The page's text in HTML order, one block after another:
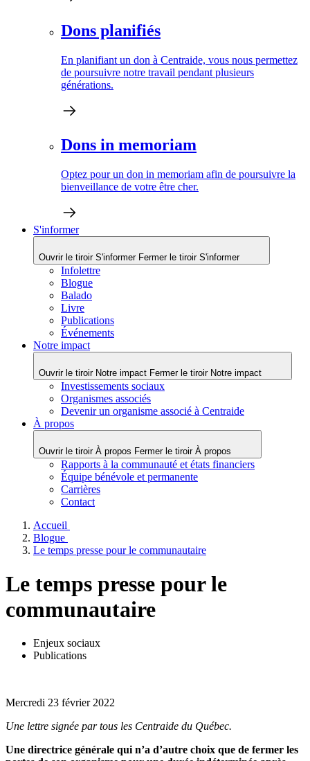
Dons planifiés
En planifiant un don à Centraide, vous nous permettez
de poursuivre notre travail pendant plusieurs
générations.
Dons in memoriam
Optez pour un don in memoriam afin de poursuivre la
bienveillance de votre être cher.
S'informer
Ouvrir le tiroir S'informer Fermer le tiroir S'informer
Infolettre
Blogue
Balado
Livre
Publications
Événements
Notre impact
Ouvrir le tiroir Notre impact Fermer le tiroir Notre impact
Investissements sociaux
Organismes associés
Devenir un organisme associé à Centraide
À propos
Ouvrir le tiroir À propos Fermer le tiroir À propos
Rapports à la communauté et états financiers
Équipe bénévole et permanente
Carrières
Contact
Accueil
Blogue
Le temps presse pour le communautaire
Le temps presse pour le
communautaire
Enjeux sociaux
Publications
Mercredi 23 février 2022
Une lettre signée par tous les Centraide du Québec.
Une directrice générale qui n’a d’autre choix que de fermer les